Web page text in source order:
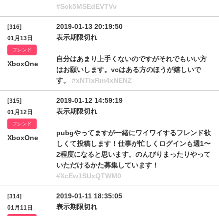
#Sck5MSEdEVTVv
[316]
01月13日
フレンド
XboxOne
2019-01-13 20:19:50
表示期限切れ
自分はあまり上手くないのですがそれでもいい方
はお願いします。vcはある方のほうが嬉しいで
す。 #xNTlxRm4xNENZ
[315]
01月12日
フレンド
XboxOne
2019-01-12 14:59:19
表示期限切れ
pubgやってますが一緒にワイワイするフレンド欲
しくて投稿します！仕事が忙しくログインも週1〜
2程度になると思います。のんびりまったりやって
いただけるかた募集しています！
#XcEw1SUxQTWM0
[314]
01月11日
2019-01-11 18:35:05
表示期限切れ